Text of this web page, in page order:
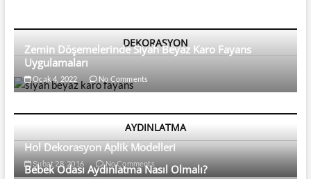
DEKORASYON
Zemin Döşemelerinde Siyah Beyaz Karo Fayans
Uygulamaları
Ocak 4, 2022 No Comments
AYDINLATMA
Hol Dekorasyon Aplik Modelleri
Şubat 28, 2016 No Comments
Bebek Odası Aydınlatma Nasıl Olmalı?